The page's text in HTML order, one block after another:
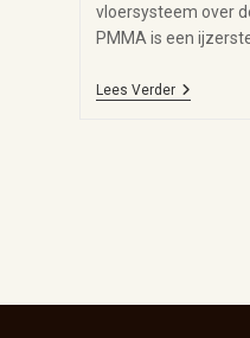
vloersysteem over
PMMA is een
Lees Verder